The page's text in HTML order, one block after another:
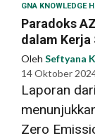
GNA KNOWLEDGE
Paradoks
dalam Kerja
Oleh Seftyana
14 Oktober
Laporan
Zero